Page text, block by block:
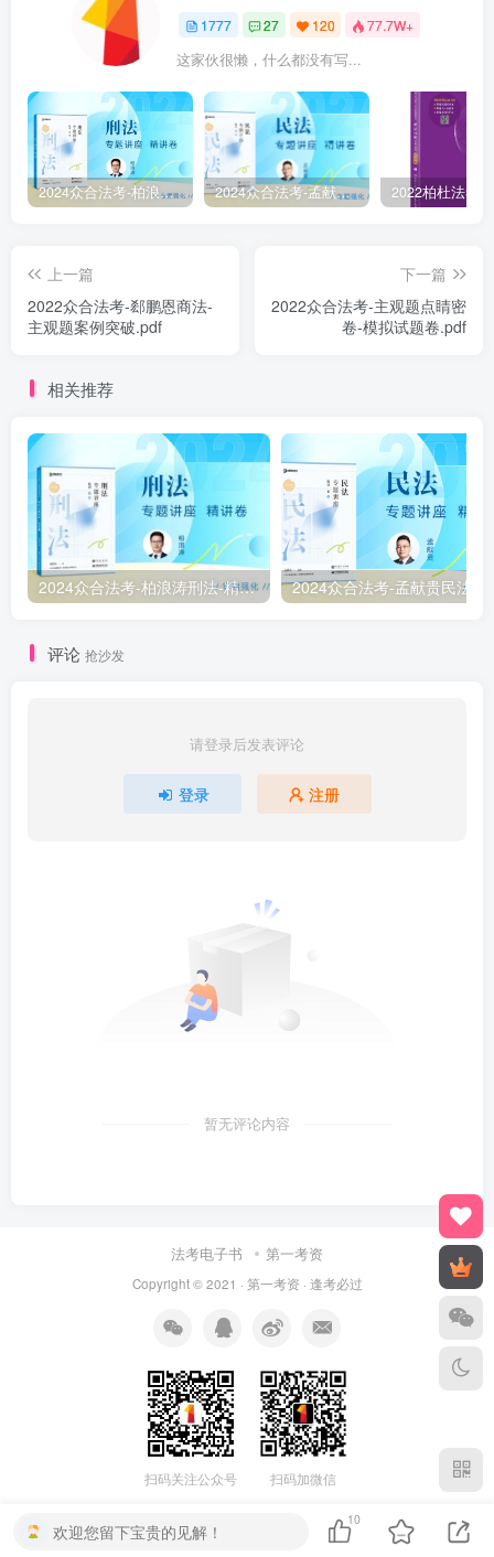
1777 27 120 77.7W+
这家伙很懒，什么都没有写...
2024众合法考-柏浪涛刑法-精讲卷pdf电子版（附视频1-76全） 2024众合法考-孟献贵民法-精讲卷.pdf
上一篇
￼2022众合法考-郄鹏恩商法-
主观题案例突破.pdf
下一篇
2022众合法考-主观题点睛密
卷-模拟试题卷.pdf
相关推荐
2024众合法考-柏浪涛刑法-精讲卷pdf电子版（附视频1-76全）
评论 抢沙发
请登录后发表评论
登录 注册
暂无评论内容
法考电子书 第一考资
Copyright © 2021 · 第一考资 · 逢考必过
扫码关注公众号 扫码加微信
欢迎您留下宝贵的见解！
10